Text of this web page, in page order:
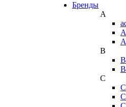
Бренды
A
B
C